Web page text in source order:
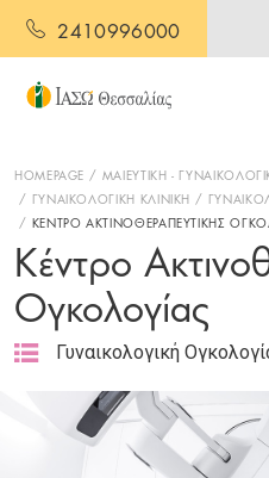
2410996000
HOMEPAGE ΜΑΙΕΥΤΙΚΗ -
ΓΥΝΑΙΚΟΛΟΓΙΚΗ ΚΛΙΝΙΚΗ
ΚΕΝΤΡΟ ΑΚΤΙΝΟΘΕΡΑΠΕΥΤΙΚΗΣ
Κέντρο
Ογκολογίας
Γυναικολογική